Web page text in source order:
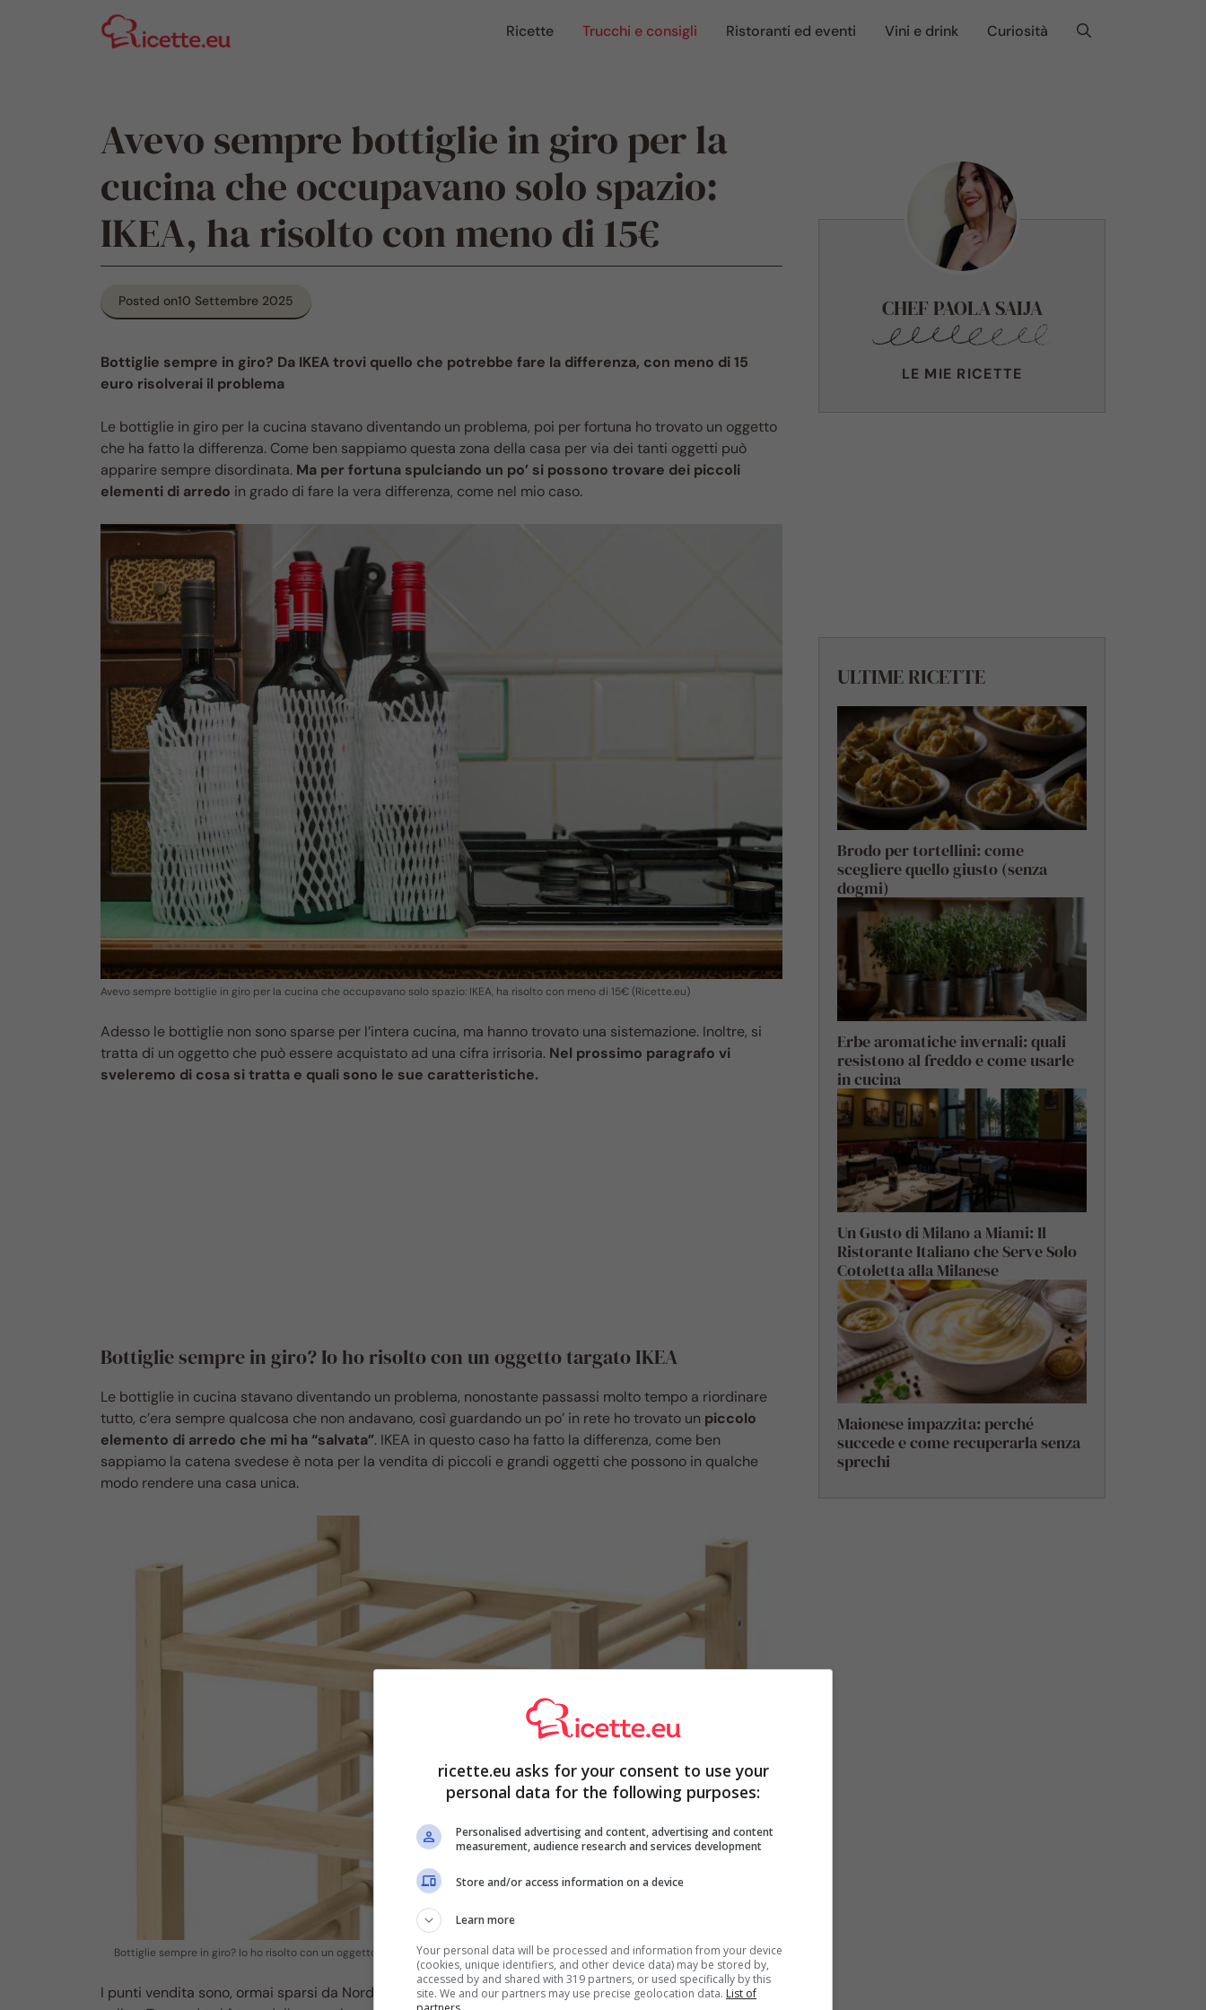
Ricette Trucchi e consigli Ristoranti ed eventi Vini e drink Curiosità
Avevo sempre bottiglie in giro per la
cucina che occupavano solo spazio:
IKEA, ha risolto con meno di 15€
Posted on10 Settembre 2025
Bottiglie sempre in giro? Da IKEA trovi quello che potrebbe fare la differenza, con meno di 15
euro risolverai il problema
Le bottiglie in giro per la cucina stavano diventando un problema, poi per fortuna ho trovato un oggetto
che ha fatto la differenza. Come ben sappiamo questa zona della casa per via dei tanti oggetti può
apparire sempre disordinata. Ma per fortuna spulciando un po’ si possono trovare dei piccoli
elementi di arredo in grado di fare la vera differenza, come nel mio caso.
Avevo sempre bottiglie in giro per la cucina che occupavano solo spazio: IKEA, ha risolto con meno di 15€ (Ricette.eu)
Adesso le bottiglie non sono sparse per l’intera cucina, ma hanno trovato una sistemazione. Inoltre, si
tratta di un oggetto che può essere acquistato ad una cifra irrisoria. Nel prossimo paragrafo vi
sveleremo di cosa si tratta e quali sono le sue caratteristiche.
Bottiglie sempre in giro? Io ho risolto con un oggetto targato IKEA
Le bottiglie in cucina stavano diventando un problema, nonostante passassi molto tempo a riordinare
tutto, c’era sempre qualcosa che non andavano, così guardando un po’ in rete ho trovato un piccolo
elemento di arredo che mi ha “salvata”. IKEA in questo caso ha fatto la differenza, come ben
sappiamo la catena svedese è nota per la vendita di piccoli e grandi oggetti che possono in qualche
modo rendere una casa unica.
Bottiglie sempre in giro? Io ho risolto con un oggetto targato IKEA (Foto da ikea.com) – Ricette.eu
I punti vendita sono, ormai sparsi da Nord e Sud, ma c’è anche la possibilità di fare i propri acquisti
CHEF PAOLA SAIJA
LE MIE RICETTE
ULTIME RICETTE
Brodo per tortellini: come
scegliere quello giusto (senza
dogmi)
Erbe aromatiche invernali: quali
resistono al freddo e come usarle
in cucina
Un Gusto di Milano a Miami: Il
Ristorante Italiano che Serve Solo
Cotoletta alla Milanese
Maionese impazzita: perché
succede e come recuperarla senza
sprechi
ricette.eu asks for your consent to use your
personal data for the following purposes:
Personalised advertising and content, advertising and content
measurement, audience research and services development
Store and/or access information on a device
Learn more
Your personal data will be processed and information from your device
(cookies, unique identifiers, and other device data) may be stored by,
accessed by and shared with 319 partners, or used specifically by this
site. We and our partners may use precise geolocation data. List of